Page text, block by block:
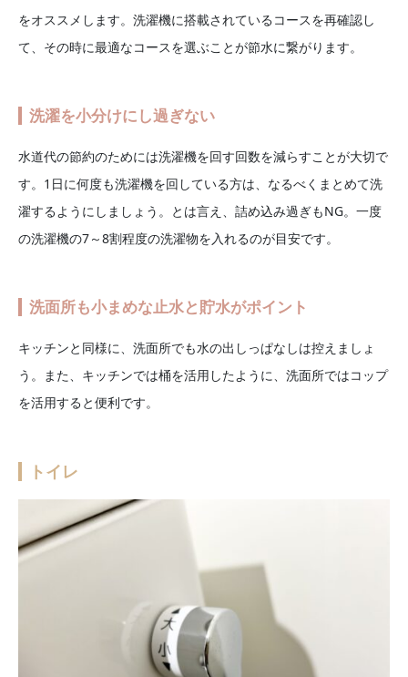
をオススメします。洗濯機に搭載されているコースを再確認し
て、その時に最適なコースを選ぶことが節水に繋がります。
洗濯を小分けにし過ぎない
水道代の節約のためには洗濯機を回す回数を減らすことが大切で
す。1日に何度も洗濯機を回している方は、なるべくまとめて洗
濯するようにしましょう。とは言え、詰め込み過ぎもNG。一度
の洗濯機の7～8割程度の洗濯物を入れるのが目安です。
洗面所も小まめな止水と貯水がポイント
キッチンと同様に、洗面所でも水の出しっぱなしは控えましょ
う。また、キッチンでは桶を活用したように、洗面所ではコップ
を活用すると便利です。
トイレ